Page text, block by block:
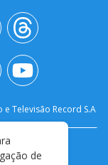
e Televisão Record S.A
de